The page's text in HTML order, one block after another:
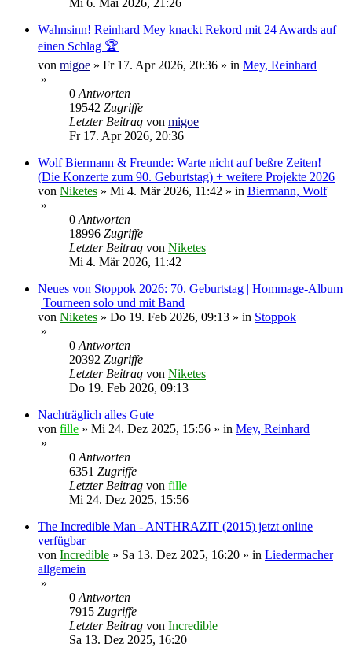
Mi 6. Mai 2026, 21:26
Wahnsinn! Reinhard Mey knackt Rekord mit 24 Awards auf
einen Schlag 🏆
von migoe » Fr 17. Apr 2026, 20:36 » in Mey, Reinhard
»
0Antworten
19542 Zugriffe
Letzter Beitrag von migoe
Fr 17. Apr 2026, 20:36
Wolf Biermann & Freunde: Warte nicht auf beßre Zeiten!
(Die Konzerte zum 90. Geburtstag) + weitere Projekte 2026
von Niketes » Mi 4. Mär 2026, 11:42 » in Biermann, Wolf
»
0Antworten
18996 Zugriffe
Letzter Beitrag von Niketes
Mi 4. Mär 2026, 11:42
Neues von Stoppok 2026: 70. Geburtstag | Hommage-Album
| Tourneen solo und mit Band
von Niketes » Do 19. Feb 2026, 09:13 » in Stoppok
»
0Antworten
20392 Zugriffe
Letzter Beitrag von Niketes
Do 19. Feb 2026, 09:13
Nachträglich alles Gute
von fille » Mi 24. Dez 2025, 15:56 » in Mey, Reinhard
»
0Antworten
6351 Zugriffe
Letzter Beitrag von fille
Mi 24. Dez 2025, 15:56
The Incredible Man - ANTHRAZIT (2015) jetzt online
verfügbar
von Incredible » Sa 13. Dez 2025, 16:20 » in Liedermacher
allgemein
»
0Antworten
7915 Zugriffe
Letzter Beitrag von Incredible
Sa 13. Dez 2025, 16:20